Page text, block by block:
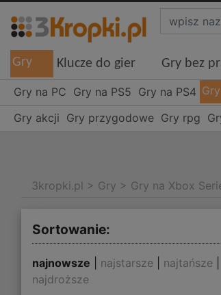
Gry Klucze do gier Gry bez
Gry na PC Gry na PS5 Gry na PS4
Gry akcji Gry przygodowe Gry rpg
3kropki.pl > Gry > Gry na Xbox
Sortowanie:
najnowsze najstarsze najtańsze
najdroższe